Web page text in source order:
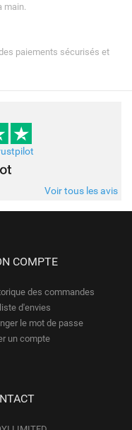
main.
paiements sécurisés et
Voir tous les avis
COMPTE
des commandes
d'envies
le mot de passe
un compte